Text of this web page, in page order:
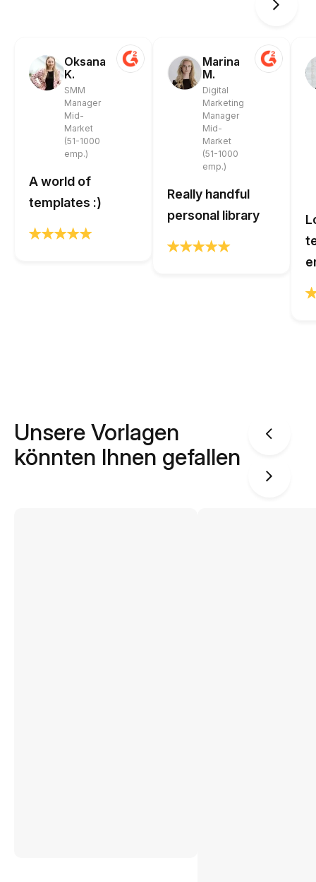
Oksana
K.
SMM
Manager
Mid-
Market
(51-1000
emp.)
A world of
templates :)
Marina
M.
Digital
Marketing
Manager
Mid-
Market
(51-1000
emp.)
Really handful
personal library
Unsere Vorlagen
könnten Ihnen gefallen